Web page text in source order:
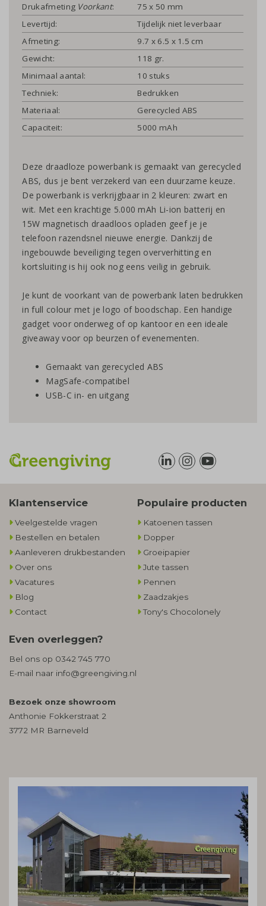
Drukafmeting Voorkant:
75 x 50 mm
Levertijd:
Tijdelijk niet leverbaar
Afmeting:
9.7 x 6.5 x 1.5 cm
Gewicht:
118 gr.
Minimaal aantal:
10 stuks
Techniek:
Bedrukken
Materiaal:
Gerecycled ABS
Capaciteit:
5000 mAh
Deze draadloze powerbank is gemaakt van gerecycled
ABS, dus je bent verzekerd van een duurzame keuze.
De powerbank is verkrijgbaar in 2 kleuren: zwart en
wit. Met een krachtige 5.000 mAh Li-ion batterij en
15W magnetisch draadloos opladen geef je je
telefoon razendsnel nieuwe energie. Dankzij de
ingebouwde beveiliging tegen oververhitting en
kortsluiting is hij ook nog eens veilig in gebruik.
Je kunt de voorkant van de powerbank laten bedrukken
in full colour met je logo of boodschap. Een handige
gadget voor onderweg of op kantoor en een ideale
giveaway voor op beurzen of evenementen.
Gemaakt van gerecycled ABS
MagSafe-compatibel
USB-C in- en uitgang
Klantenservice
Veelgestelde vragen
Bestellen en betalen
Aanleveren drukbestanden
Over ons
Vacatures
Blog
Contact
Populaire producten
Katoenen tassen
Dopper
Groeipapier
Jute tassen
Pennen
Zaadzakjes
Tony's Chocolonely
Even overleggen?
Bel ons op 0342 745 770
E-mail naar info@greengiving.nl
Bezoek onze showroom
Anthonie Fokkerstraat 2
3772 MR Barneveld